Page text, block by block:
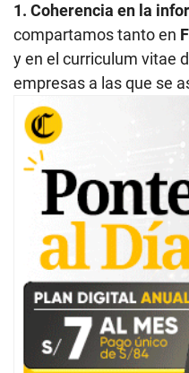
1. Coherencia en la
compartamos tanto en
y en el curriculum vitae
empresas a las que se